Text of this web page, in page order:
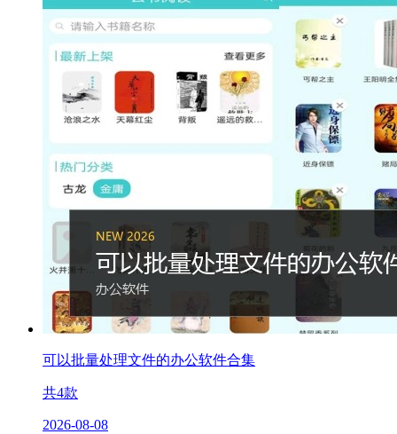
可以批量处理文件的办公软件合集
共4款
2026-08-08